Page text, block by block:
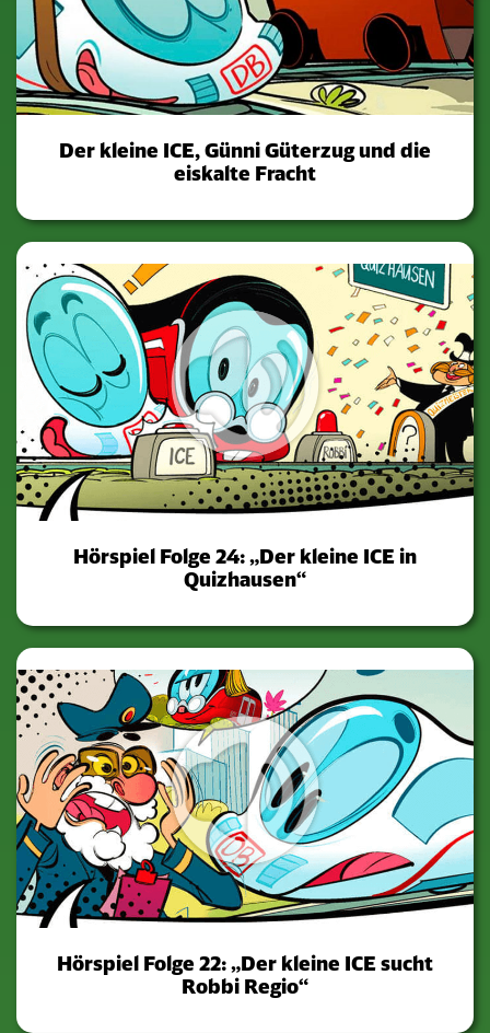
Der kleine ICE, Günni Güterzug und die
eiskalte Fracht
Hörspiel Folge 24: „Der kleine ICE in
Quizhausen“
Hörspiel Folge 22: „Der kleine ICE sucht
Robbi Regio“